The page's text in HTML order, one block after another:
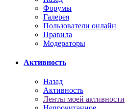
Форумы
Галерея
Пользователи онлайн
Правила
Модераторы
Активность
Назад
Активность
Ленты моей активности